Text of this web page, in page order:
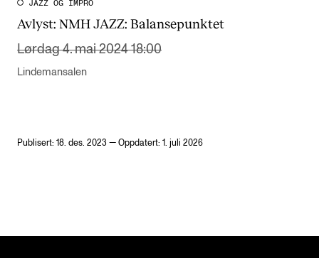
JAZZ OG IMPRO
Avlyst: NMH JAZZ: Balansepunktet
Lørdag 4. mai 2024 18:00
Lindemansalen
Publisert: 18. des. 2023 — Oppdatert: 1. juli 2026